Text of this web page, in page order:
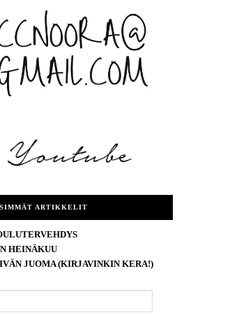
ARTIKKELIT
HEINÄKUU
JUOMA (KIRJAVINKIN KERA!)